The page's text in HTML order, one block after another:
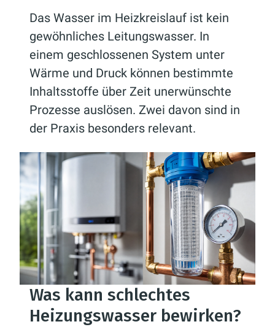
Das Wasser im Heizkreislauf ist kein
gewöhnliches Leitungswasser. In
einem geschlossenen System unter
Wärme und Druck können bestimmte
Inhaltsstoffe über Zeit unerwünschte
Prozesse auslösen. Zwei davon sind in
der Praxis besonders relevant.
Was kann schlechtes
Heizungswasser bewirken?